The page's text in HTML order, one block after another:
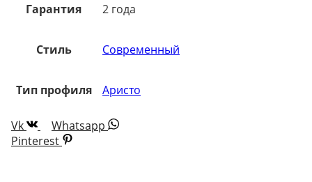
Гарантия 2 года
Стиль Современный
Тип профиля Аристо
Vk
Whatsapp
Pinterest